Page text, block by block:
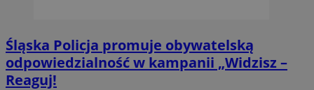
Śląska Policja promuje obywatelską
odpowiedzialność w kampanii „Widzisz –
Reaguj!